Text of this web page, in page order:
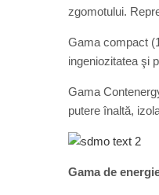
zgomotului.
Gama compact
ingeniozitatea şi
Gama
putere înaltă,
Gama de